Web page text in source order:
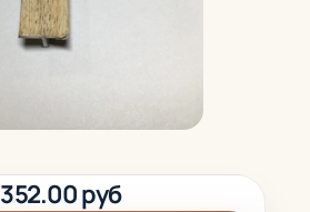
352.00 руб